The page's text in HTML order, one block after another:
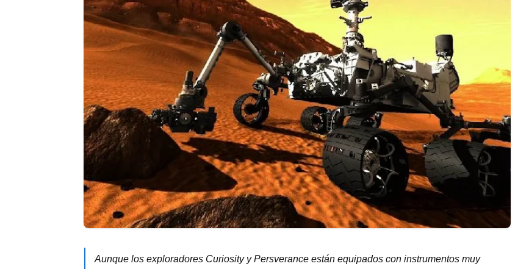
Aunque los exploradores Curiosity y Persverance están equipados con instrumentos muy